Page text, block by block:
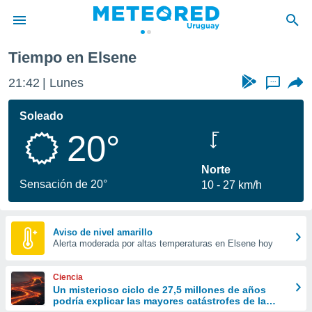
de
ha
calidad.
a este
las
y
forma
digital
basada
Tiempo en Elsene
21:42 Lunes ...
Soleado
20°
Sensación de 20°
Norte
10
27 km/h
Aviso de nivel amarillo
Alerta moderada por altas temperaturas en Elsene hoy
Ciencia
Un misterioso ciclo de 27,5 millones de años
podría explicar las mayores catástrofes de la